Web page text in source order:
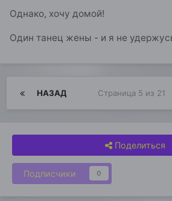
Однако, хочу домой!
Один танец жены - и я не
НАЗАД Страница 5 из 21
Поделиться
Подписчики 0